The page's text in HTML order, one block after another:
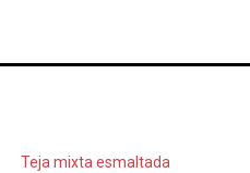
Teja mixta esmaltada